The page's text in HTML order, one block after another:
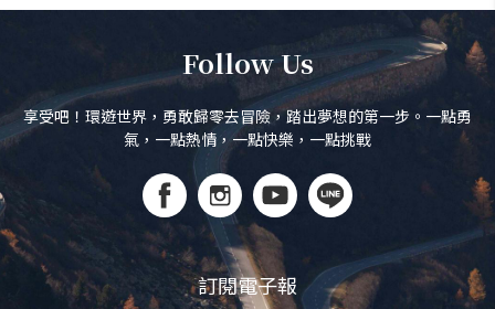
Follow Us
享受吧！環遊世界，勇敢歸零去冒險，踏出夢想的第一步。一點勇
氣，一點熱情，一點快樂，一點挑戰
訂閱電子報